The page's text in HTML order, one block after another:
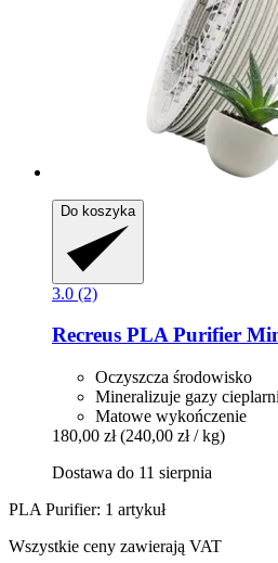
Do koszyka
3.0 (2)
Recreus PLA Purifier
Oczyszcza środowisko
Mineralizuje gazy
Matowe wykończenie
180,00 zł (240,00 zł / kg)
Dostawa do 11 sierpnia
PLA Purifier: 1 artykuł
Wszystkie ceny zawierają VAT